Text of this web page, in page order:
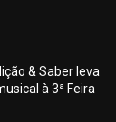
& Saber leva
à 3ª Feira